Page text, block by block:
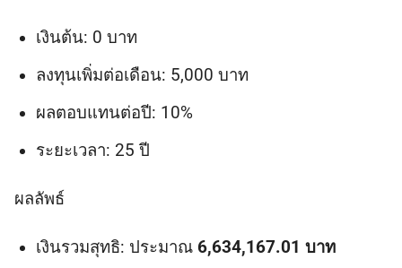
เงินต้น: 0 บาท
ลงทุนเพิ่มต่อเดือน: 5,000 บาท
ผลตอบแทนต่อปี: 10%
ระยะเวลา: 25 ปี
ผลลัพธ์
เงินรวมสุทธิ: ประมาณ 6,634,167.01 บาท